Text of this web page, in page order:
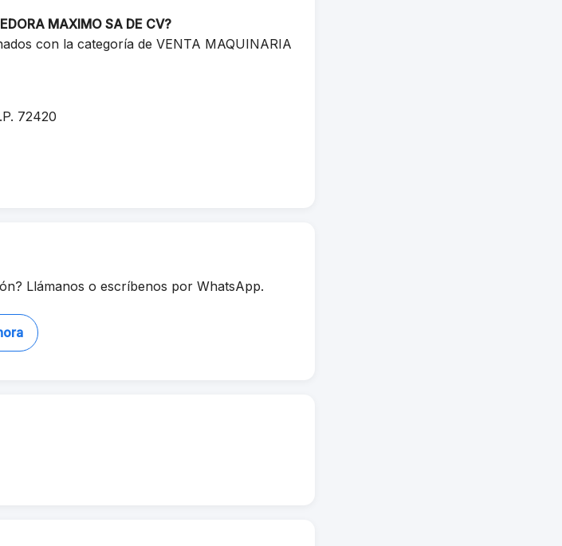
MAXIMO SA DE CV?
con la categoría de VENTA MAQUINARIA
72420
Llámanos o escríbenos por WhatsApp.